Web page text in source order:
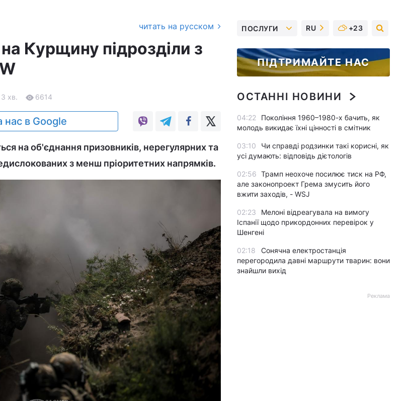
читать на русском
Курщину підрозділи з
3 хв. 6614
нас в Google
на об'єднання призовників, нерегулярних та
з менш пріоритетних напрямків.
ПОСЛУГИ RU +23
ПІДТРИМАЙТЕ НАС
ОСТАННІ НОВИНИ
04:22
Покоління 1960–1980-х бачить, як
молодь викидає їхні цінності в смітник
03:10
Чи справді родзинки такі корисні, як
усі думають: відповідь дієтологів
02:56 Трамп неохоче посилює тиск на РФ,
але законопроект Грема змусить його
вжити заходів, - WSJ
02:23
Мелоні відреагувала на вимогу
Іспанії щодо прикордонних перевірок у
Шенгені
02:18
Сонячна електростанція
перегородила давні маршрути тварин: вони
знайшли вихід
Реклама